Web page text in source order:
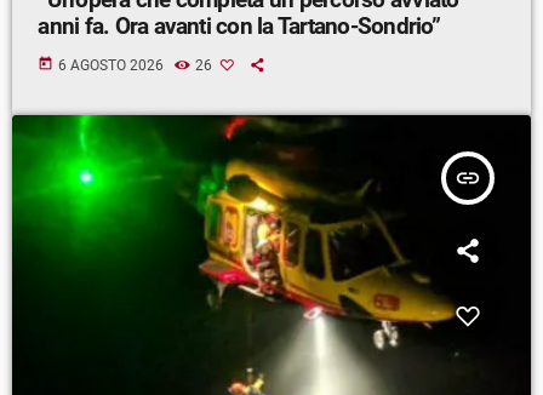
anni fa. Ora avanti con la Tartano-Sondrio”
today 6 AGOSTO 2026 26
insert_link